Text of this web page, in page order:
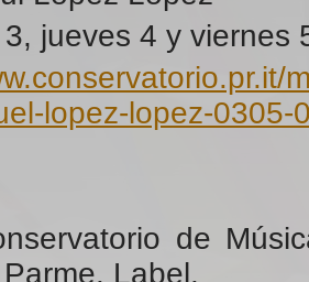
jueves 4 y viernes
lopez-lopez-0305-
de
Label.